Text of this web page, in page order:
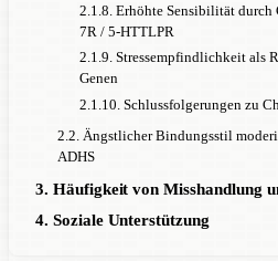
2.1.8. Erhöhte Sensibilität durch
7R / 5-HTTLPR
2.1.9. Stressempfindlichkeit als
Genen
2.1.10. Schlussfolgerungen zu
2.2. Ängstlicher Bindungsstil
ADHS
3. Häufigkeit von Misshandlung
4. Soziale Unterstützung